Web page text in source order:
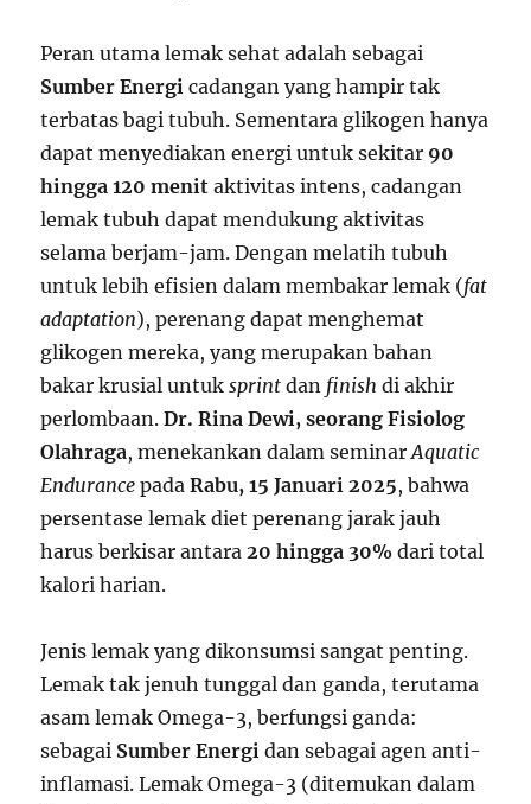
Peran utama lemak sehat adalah sebagai
Sumber Energi cadangan yang hampir tak
terbatas bagi tubuh. Sementara glikogen hanya
dapat menyediakan energi untuk sekitar 90
hingga 120 menit aktivitas intens, cadangan
lemak tubuh dapat mendukung aktivitas
selama berjam-jam. Dengan melatih tubuh
untuk lebih efisien dalam membakar lemak (fat
adaptation), perenang dapat menghemat
glikogen mereka, yang merupakan bahan
bakar krusial untuksprint dan finish di akhir
perlombaan.Dr. Rina Dewi, seorang Fisiolog
Olahraga, menekankan dalam seminarAquatic
Endurance padaRabu, 15 Januari 2025, bahwa
persentase lemak diet perenang jarak jauh
harus berkisar antara20 hingga 30% dari total
kalori harian.
Jenis lemak yang dikonsumsi sangat penting.
Lemak tak jenuh tunggal dan ganda, terutama
asam lemak Omega-3, berfungsi ganda:
sebagai Sumber Energi dan sebagai agen anti-
inflamasi. Lemak Omega-3 (ditemukan dalam